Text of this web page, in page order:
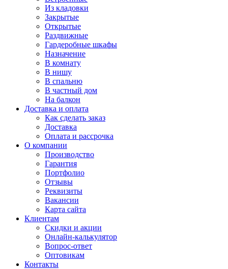
Из кладовки
Закрытые
Открытые
Раздвижные
Гардеробные шкафы
Назначение
В комнату
В нишу
В спальню
В частный дом
На балкон
Доставка и оплата
Как сделать заказ
Доставка
Оплата и рассрочка
О компании
Производство
Гарантия
Портфолио
Отзывы
Реквизиты
Вакансии
Карта сайта
Клиентам
Скидки и акции
Онлайн-калькулятор
Вопрос-ответ
Оптовикам
Контакты